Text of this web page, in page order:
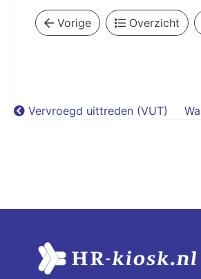
Vorige Overzicht
Vervroegd uittreden (VUT)